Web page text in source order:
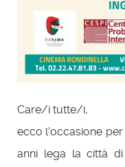
Care/i tutte/i,
ecco l'occasione
anni lega la città